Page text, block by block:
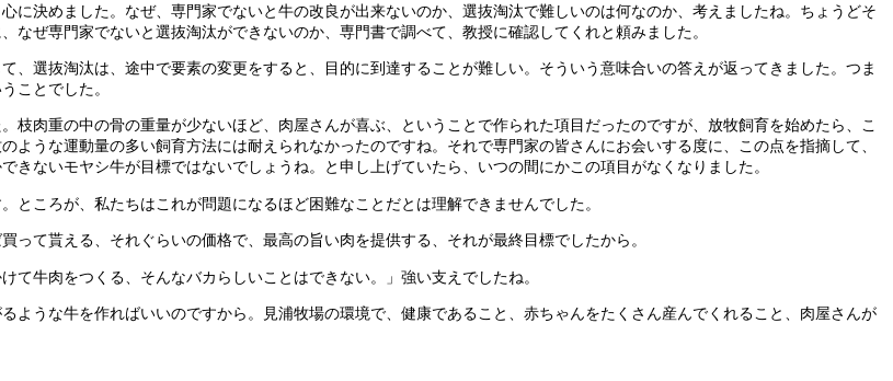
に決めました。なぜ、専門家でないと牛の改良が出来ないのか、選抜淘汰で難しいのは何なのか、考えましたね。ちょうどそ
ぜ専門家でないと選抜淘汰ができないのか、専門書で調べて、教授に確認してくれと頼みました。
、選抜淘汰は、途中で要素の変更をすると、目的に到達することが難しい。そういう意味合いの答えが返ってきました。つま
ことでした。
枝肉重の中の骨の重量が少ないほど、肉屋さんが喜ぶ、ということで作られた項目だったのですが、放牧飼育を始めたら、こ
うな運動量の多い飼育方法には耐えられなかったのですね。それで専門家の皆さんにお会いする度に、この点を指摘して、
ないモヤシ牛が目標ではないでしょうね。と申し上げていたら、いつの間にかこの項目がなくなりました。
ころが、私たちはこれが問題になるほど困難なことだとは理解できませんでした。
て貰える、それぐらいの価格で、最高の旨い肉を提供する、それが最終目標でしたから。
牛肉をつくる、そんなバカらしいことはできない。」強い支えでしたね。
ような牛を作ればいいのですから。見浦牧場の環境で、健康であること、赤ちゃんをたくさん産んでくれること、肉屋さんが